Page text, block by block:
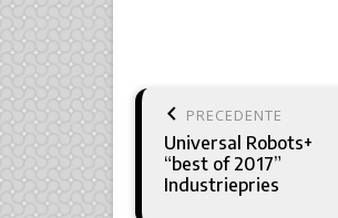
keyboard_arrow_left PRECEDENTE
Universal Robots+
“best of 2017”
Industriepries